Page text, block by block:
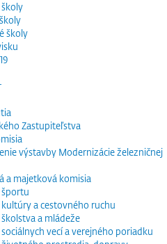
školy
Zastupiteľstva
výstavby Modernizácie železničnej
a majetková komisia
športu
kultúry a cestovného ruchu
a mládeže
vecí a verejného poriadku